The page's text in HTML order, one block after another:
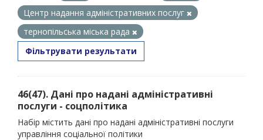
Центр надання адміністративних послуг
тернопільська міська рада
Фільтрувати результати
46(47). Дані про надані адміністративні
послуги - соцполітика
Набір містить дані про надані адміністративні послуги
управління соціальної політики